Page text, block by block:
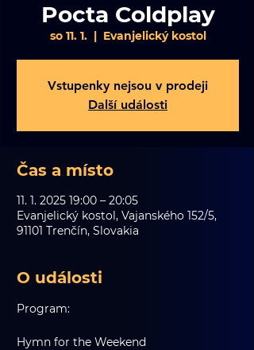
Pocta Coldplay
so 11. 1.
  |
Evanjelický kostol
Vstupenky nejsou v prodeji
Další události
Čas a místo
11. 1. 2025 19:00 – 20:05
Evanjelický kostol, Vajanského 152/5,
91101 Trenčín, Slovakia
O události
Program:
Hymn for the Weekend